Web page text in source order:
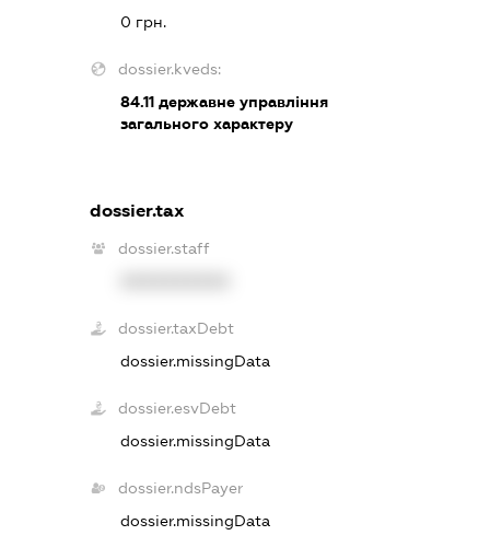
0 грн.
dossier.kveds:
84.11 державне управління
загального характеру
dossier.tax
dossier.staff
dossier.taxDebt
dossier.missingData
dossier.esvDebt
dossier.missingData
dossier.ndsPayer
dossier.missingData